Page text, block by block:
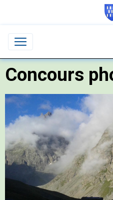
Concours